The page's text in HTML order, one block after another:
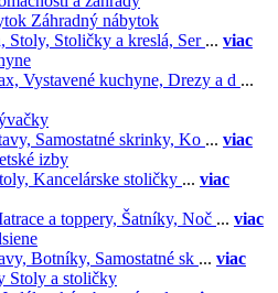
Záhradný nábytok
Stoly, Stoličky a kreslá, Ser ... viac
Vystavené kuchyne, Drezy a d ...
Samostatné skrinky, Ko ... viac
izby
Kancelárske stoličky ... viac
a toppery, Šatníky, Noč ... viac
Botníky, Samostatné sk ... viac
Stoly a stoličky